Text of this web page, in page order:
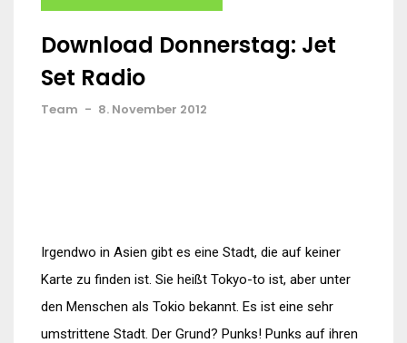
Download Donnerstag: Jet
Set Radio
Team - 8. November 2012
Irgendwo in Asien gibt es eine Stadt, die auf keiner
Karte zu finden ist. Sie heißt Tokyo-to ist, aber unter
den Menschen als Tokio bekannt. Es ist eine sehr
umstrittene Stadt. Der Grund? Punks! Punks auf ihren